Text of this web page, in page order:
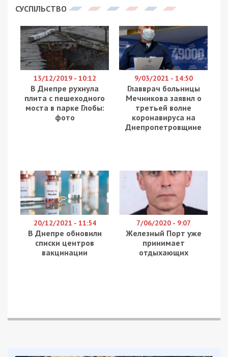
СУСПІЛЬСТВО
13/12/2019 - 10:12
В Днепре рухнула
плита с пешеходного
моста в парке Глобы:
фото
9/03/2021 - 14:50
Главврач больницы
Мечникова заявил о
третьей волне
коронавируса на
Днепропетровщине
20/12/2021 - 11:54
В Днепре обновили
списки центров
вакцинации
7/06/2020 - 9:07
Железный Порт уже
принимает
отдыхающих